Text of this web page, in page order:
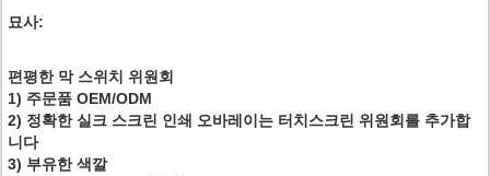
묘사:
편평한 막 스위치 위원회
1) 주문품 OEM/ODM
2) 정확한 실크 스크린 인쇄 오바레이는 터치스크린 위원회를 추가합
니다
3) 부유한 색깔